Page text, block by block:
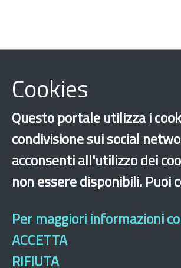
Cookies
Questo portale utilizza i
condivisione sui social
acconsenti all'utilizzo dei
non essere disponibili. Puoi
Per maggiori informazioni
ACCETTA
RIFIUTA